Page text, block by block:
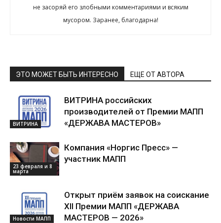
не засоряй его злобными комментариями и всяким
мусором. Заранее, благодарна!
ЭТО МОЖЕТ БЫТЬ ИНТЕРЕСНО ЕЩЕ ОТ АВТОРА
ВИТРИНА
ВИТРИНА российских
производителей от Премии МАПП
«ДЕРЖАВА МАСТЕРОВ»
23 февраля и 8
марта
Компания «Норгис Пресс» —
участник МАПП
Новости МАПП
Открыт приём заявок на соискание
XII Премии МАПП «ДЕРЖАВА
МАСТЕРОВ — 2026»